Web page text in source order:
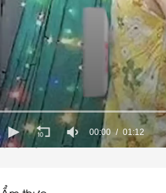
00:00 01:12
Giải trí
Chuyện hậu trường
Showbiz